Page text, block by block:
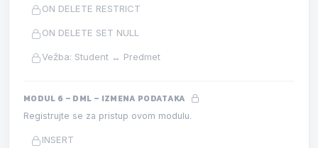
ON DELETE RESTRICT
ON DELETE SET NULL
Vežba: Student ↔ Predmet
MODUL 6 – DML – IZMENA PODATAKA
Registrujte se za pristup ovom modulu.
INSERT